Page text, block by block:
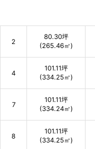
2
80.30坪
(265.46㎡)
4
101.11坪
(334.25㎡)
7
101.11坪
(334.24㎡)
8
101.11坪
(334.25㎡)